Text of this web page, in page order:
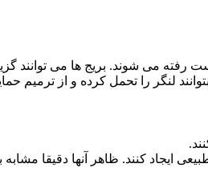
رفته می شوند. بریج ها می توانند
لنگر را تحمل کرده و از ترمیم
کنند. ظاهر آنها دقیقا مشابه